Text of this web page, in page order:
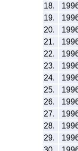
18.
19.
20.
21.
22.
23.
24.
25.
26.
27.
28.
29.